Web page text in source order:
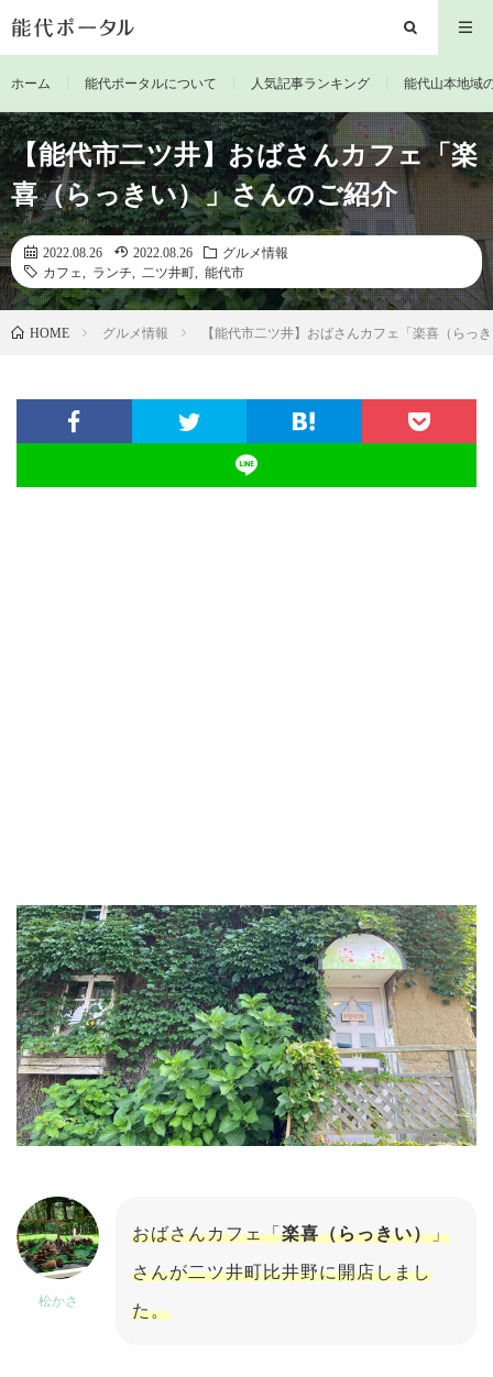
ホーム 能代ポータルについて 人気記事ランキング 能代山本地域
【能代市二ツ井】おばさんカフェ「楽
喜（らっきい）」さんのご紹介
2022.08.26 2022.08.26
グルメ情報
カフェ
ランチ 二ツ井町 能代市
HOME グルメ情報 【能代市二ツ井】おばさんカフェ「楽喜（らっ
松かさ
おばさんカフェ「楽喜（らっきい）」
さんが二ツ井町比井野に開店しまし
た。